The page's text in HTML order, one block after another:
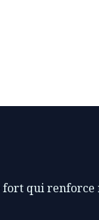
qui renforce